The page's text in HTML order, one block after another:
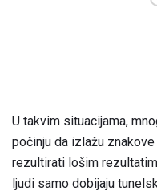
U takvim situacijama,
počinju da izlažu
rezultirati lošim
ljudi samo dobijaju